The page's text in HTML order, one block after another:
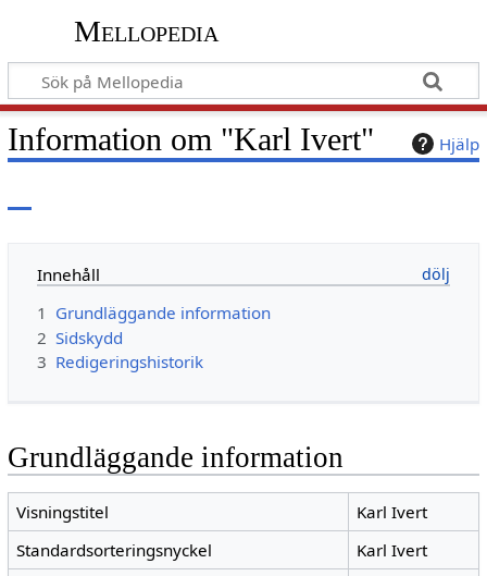
Mellopedia
Hjälp
Information om "Karl Ivert"
Innehåll
1 Grundläggande information
2 Sidskydd
3 Redigeringshistorik
Grundläggande information
Visningstitel
Karl Ivert
Standardsorteringsnyckel
Karl Ivert